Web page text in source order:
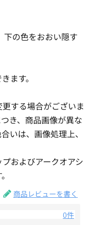
の色をおおい隠す
ます。
する場合がございま
き、商品画像が異な
いは、画像処理上、
およびアークオアシ
商品レビューを書く
0件